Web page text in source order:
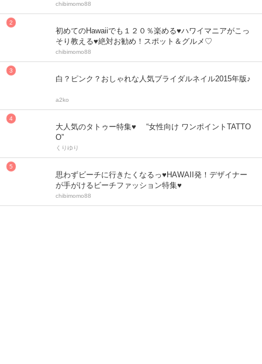
chibimomo88
初めてのHawaiiでも１２０％楽める♥ハワイマニアがこっ
そり教える♥絶対お勧め！スポット＆グルメ♡
chibimomo88
白？ピンク？おしゃれな人気ブライダルネイル2015年版♪
a2ko
大人気のタトゥー特集♥ “女性向け ワンポイントTATTO
O”
くりゆり
思わずビーチに行きたくなるっ♥HAWAII発！デザイナー
が手がけるビーチファッション特集♥
chibimomo88